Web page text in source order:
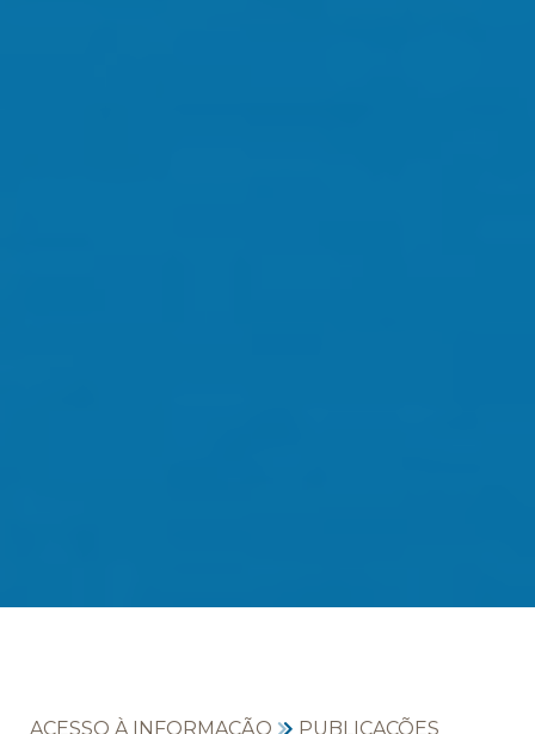
ACESSO À INFORMAÇÃO PUBLICAÇÕES